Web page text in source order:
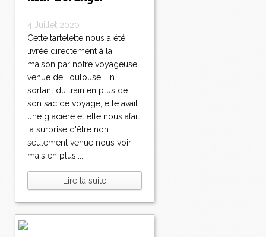
4 Juillet 2020
Cette tartelette nous a été
livrée directement à la
maison par notre voyageuse
venue de Toulouse. En
sortant du train en plus de
son sac de voyage, elle avait
une glacière et elle nous afait
la surprise d'être non
seulement venue nous voir
mais en plus,...
Lire la suite